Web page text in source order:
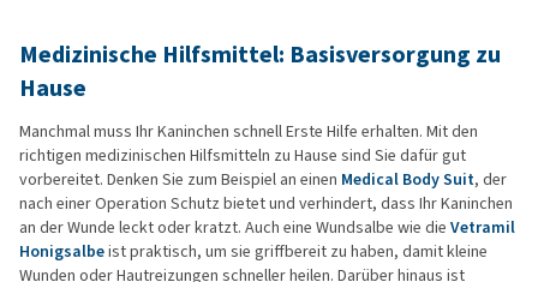
Medizinische Hilfsmittel: Basisversorgung zu
Hause
Manchmal muss Ihr Kaninchen schnell Erste Hilfe erhalten. Mit den
richtigen medizinischen Hilfsmitteln zu Hause sind Sie dafür gut
vorbereitet. Denken Sie zum Beispiel an einen Medical Body Suit, der
nach einer Operation Schutz bietet und verhindert, dass Ihr Kaninchen
an der Wunde leckt oder kratzt. Auch eine Wundsalbe wie die Vetramil
Honigsalbeist praktisch, um sie griffbereit zu haben, damit kleine
Wunden oder Hautreizungen schneller heilen. Darüber hinaus ist